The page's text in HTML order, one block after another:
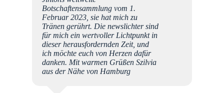
Botschaftensammlung vom 1.
Februar 2023, sie hat mich zu
Tränen gerührt. Die newslichter sind
für mich ein wertvoller Lichtpunkt in
dieser herausfordernden Zeit, und
ich möchte euch von Herzen dafür
danken. Mit warmen Grüßen Szilvia
aus der Nähe von Hamburg